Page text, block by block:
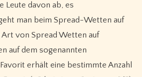
Leute davon ab, es
man beim Spread-Wetten auf
von Spread Wetten auf
auf dem sogenannten
erhält eine bestimmte Anzahl